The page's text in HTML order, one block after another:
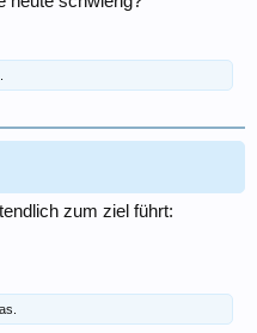
zum ziel führt: